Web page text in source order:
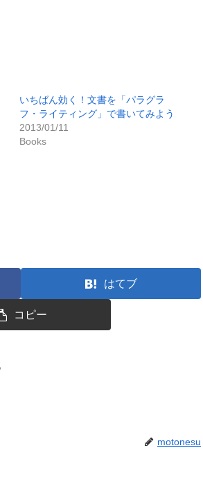
いちばん効く！文書を「パラグラ
フ・ライティング」で書いてみよう
2013/01/11
Books
はてブ
コピー
motonesu